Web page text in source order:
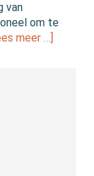
van
om te
meer …]